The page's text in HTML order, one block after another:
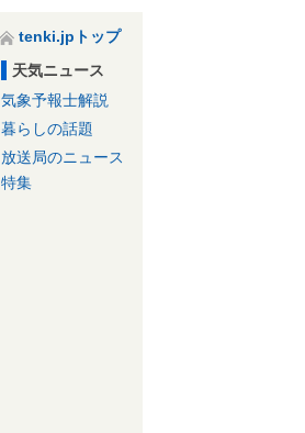
tenki.jpトップ
天気ニュース
気象予報士解説
暮らしの話題
放送局のニュース
特集